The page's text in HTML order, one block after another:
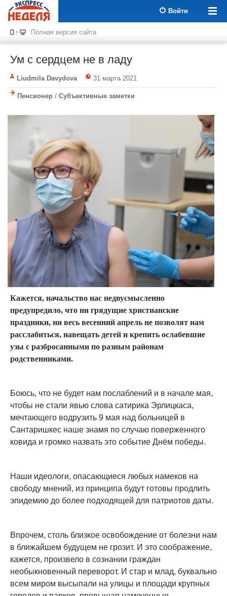
Войти
Полная версия сайта
Ум с сердцем не в ладу
Liudmila Davydova 31 марта 2021
Пенсионер / Субъективные заметки
Кажется, начальство нас недвусмысленно
предупредило, что ни грядущие христианские
праздники, ни весь весенний апрель не позволят нам
расслабиться, навещать детей и крепить ослабевшие
узы с разбросанными по разным районам
родственниками.
Боюсь, что не будет нам послаблений и в начале мая,
чтобы не стали явью слова сатирика Эрлицкаса,
мечтающего водрузить 9 мая над больницей в
Сантаришкес наше знамя по случаю поверженного
ковида и громко назвать это событие Днём победы.
Наши идеологи, опасающиеся любых намеков на
свободу мнений, из принципа будут готовы продлить
эпидемию до более подходящей для патриотов даты.
Впрочем, столь близкое освобождение от болезни нам
в ближайшем будущем не грозит. И это соображение,
кажется, произвело в сознании граждан
необыкновенный переворот. И стар и млад, буквально
всем миром высыпали на улицы и площади крупных